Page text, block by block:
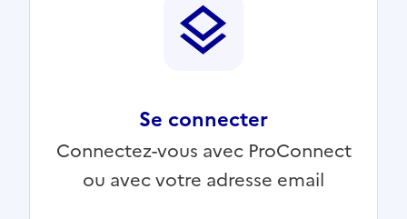
Se connecter
Connectez-vous avec ProConnect
ou avec votre adresse email